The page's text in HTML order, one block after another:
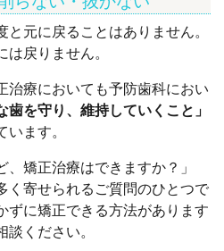
元に戻ることはありません。
戻りません。
治療においても予防歯科におい
歯を守り、維持していくこと」
います。
、矯正治療はできますか？」
寄せられるご質問のひとつで
ずに矯正できる方法があります
ください。